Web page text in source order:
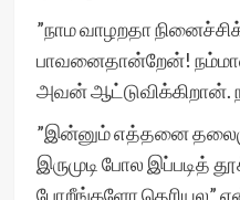
”நாம வாழறதா
பாவனைதான்றேன்!
அவன் ஆட்டுவிக்கிறான்.
”இன்னும் எத்தனை
இருமுடி போல இப்படித்
போறீங்களோ தெரியல”